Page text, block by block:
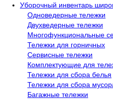
Уборочный инвентарь
Одноведерные тележки
Двухведерные тележки
Многофункциональные
Тележки для горничных
Сервисные тележки
Комплектующие для
Тележки для сбора белья
Тележки для сбора
Багажные тележки